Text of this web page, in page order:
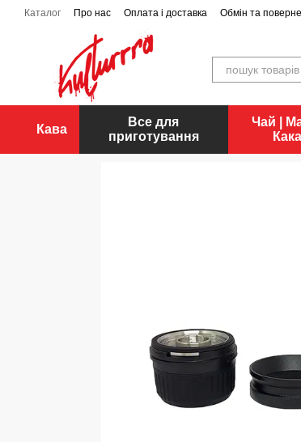
Перейти до основного контенту
Каталог Про нас Оплата і доставка Обмін та
Кава
Все для
приготування
Чай |